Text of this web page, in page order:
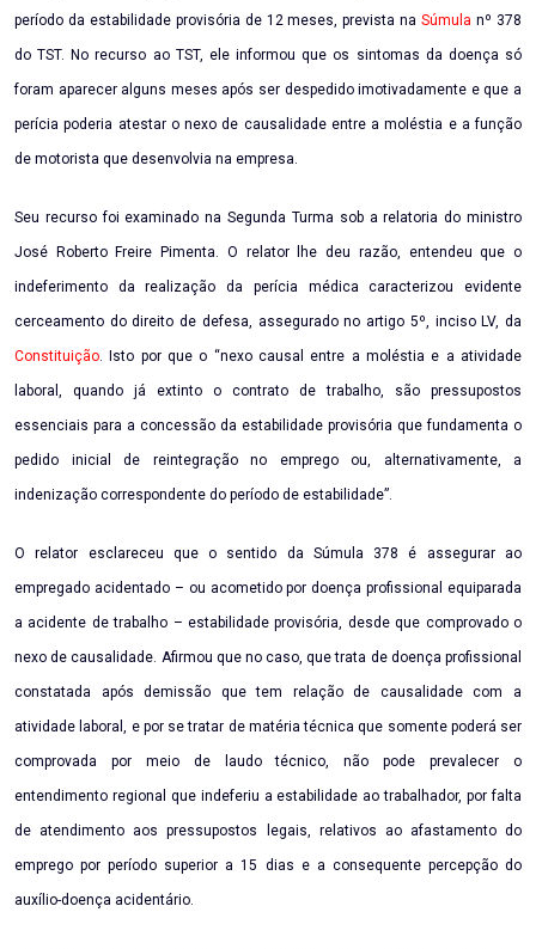
período da estabilidade provisória de 12 meses, prevista naSúmula nº 378
do TST. No recurso ao TST, ele informou que os sintomas da doença só
foram aparecer alguns meses após ser despedido imotivadamente e que a
perícia poderia atestar o nexo de causalidade entre a moléstia e a função
de motorista que desenvolvia na empresa.
Seu recurso foi examinado na Segunda Turma sob a relatoria do ministro
José Roberto Freire Pimenta. O relator lhe deu razão, entendeu que o
indeferimento da realização da perícia médica caracterizou evidente
cerceamento do direito de defesa, assegurado no artigo 5º, inciso LV, da
Constituição. Isto por que o “nexo causal entre a moléstia e a atividade
laboral, quando já extinto o contrato de trabalho, são pressupostos
essenciais para a concessão da estabilidade provisória que fundamenta o
pedido inicial de reintegração no emprego ou, alternativamente, a
indenização correspondente do período de estabilidade”.
O relator esclareceu que o sentido da Súmula 378 é assegurar ao
empregado acidentado – ou acometido por doença profissional equiparada
a acidente de trabalho – estabilidade provisória, desde que comprovado o
nexo de causalidade. Afirmou que no caso, que trata de doença profissional
constatada após demissão que tem relação de causalidade com a
atividade laboral, e por se tratar de matéria técnica que somente poderá ser
comprovada por meio de laudo técnico, não pode prevalecer o
entendimento regional que indeferiu a estabilidade ao trabalhador, por falta
de atendimento aos pressupostos legais, relativos ao afastamento do
emprego por período superior a 15 dias e a consequente percepção do
auxílio-doença acidentário.